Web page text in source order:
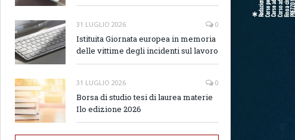
31 LUGLIO 2026 0
Istituita Giornata europea in memoria
delle vittime degli incidenti sul lavoro
31 LUGLIO 2026 0
Borsa di studio tesi di laurea materie
Ilo edizione 2026